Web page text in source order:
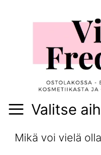
Valitse
Mikä voi vielä